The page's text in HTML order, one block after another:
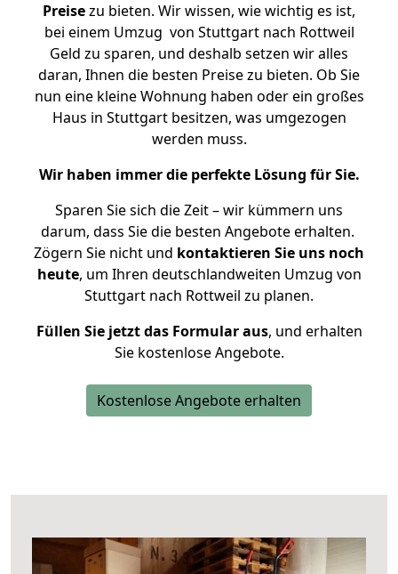
Preisezu bieten. Wir wissen, wie wichtig es ist,
bei einem Umzug von Stuttgart nach Rottweil
Geld zu sparen, und deshalb setzen wir alles
daran, Ihnen die besten Preise zu bieten. Ob Sie
nun eine kleine Wohnung haben oder ein großes
Haus in Stuttgart besitzen, was umgezogen
werden muss.
Wir haben immer die perfekte Lösung für Sie.
Sparen Sie sich die Zeit – wir kümmern uns
darum, dass Sie die besten Angebote erhalten.
Zögern Sie nicht und kontaktieren Sie uns noch
heute, um Ihren deutschlandweiten Umzug von
Stuttgart nach Rottweil zu planen.
Füllen Sie jetzt das Formular aus, und erhalten
Sie kostenlose Angebote.
Kostenlose Angebote erhalten